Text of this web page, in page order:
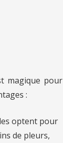
magique pour
:
optent pour
de pleurs,